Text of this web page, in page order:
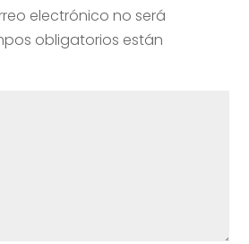
electrónico no será
obligatorios están